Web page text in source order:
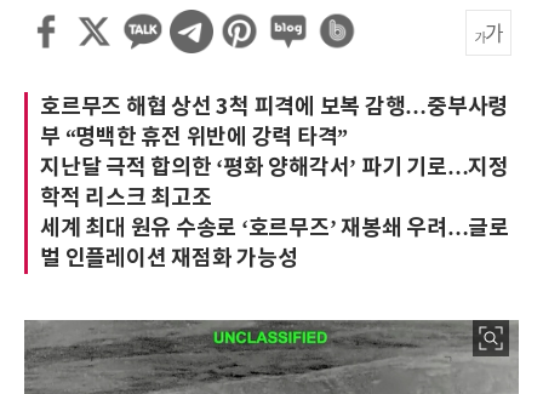
호르무즈 해협 상선 3척 피격에 보복 감행…중부사령
부 “명백한 휴전 위반에 강력 타격”
지난달 극적 합의한 ‘평화 양해각서’ 파기 기로…지정
학적 리스크 최고조
세계 최대 원유 수송로 ‘호르무즈’ 재봉쇄 우려…글로
벌 인플레이션 재점화 가능성